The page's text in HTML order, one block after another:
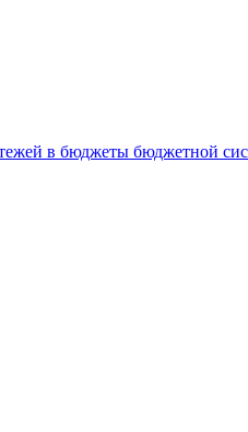
в бюджеты бюджетной